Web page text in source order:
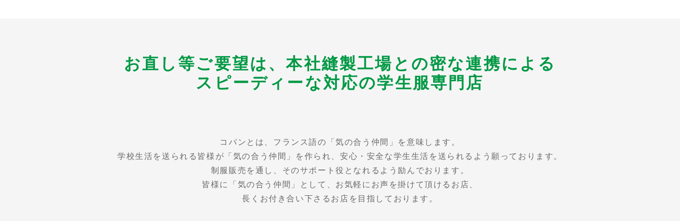
お直し等ご要望は、本社縫製工場との密な連携による
スピーディーな対応の学生服専門店
コパンとは、フランス語の「気の合う仲間」を意味します。
学校生活を送られる皆様が「気の合う仲間」を作られ、安心・安全な学生生活を送られるよう願っております。
制服販売を通し、そのサポート役となれるよう励んでおります。
皆様に「気の合う仲間」として、お気軽にお声を掛けて頂けるお店、
長くお付き合い下さるお店を目指しております。